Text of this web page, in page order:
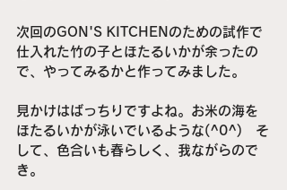
次回のGON'S KITCHENのための試作で
仕入れた竹の子とほたるいかが余ったの
で、やってみるかと作ってみました。
見かけはばっちりですよね。お米の海を
ほたるいかが泳いでいるような(^0^)　そ
して、色合いも春らしく、我ながらので
き。